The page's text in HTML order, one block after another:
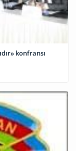
konfransı